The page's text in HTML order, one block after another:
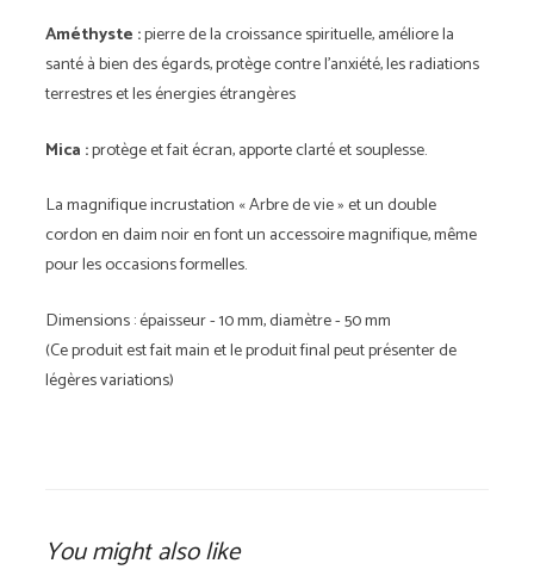
Améthyste :pierre de la croissance spirituelle, améliore la
santé à bien des égards, protège contre l'anxiété, les radiations
terrestres et les énergies étrangères
Mica :protège et fait écran, apporte clarté et souplesse.
La magnifique incrustation « Arbre de vie » et un double
cordon en daim noir en font un accessoire magnifique, même
pour les occasions formelles.
Dimensions : épaisseur - 10 mm, diamètre - 50 mm
(Ce produit est fait main et le produit final peut présenter de
légères variations)
You might also like